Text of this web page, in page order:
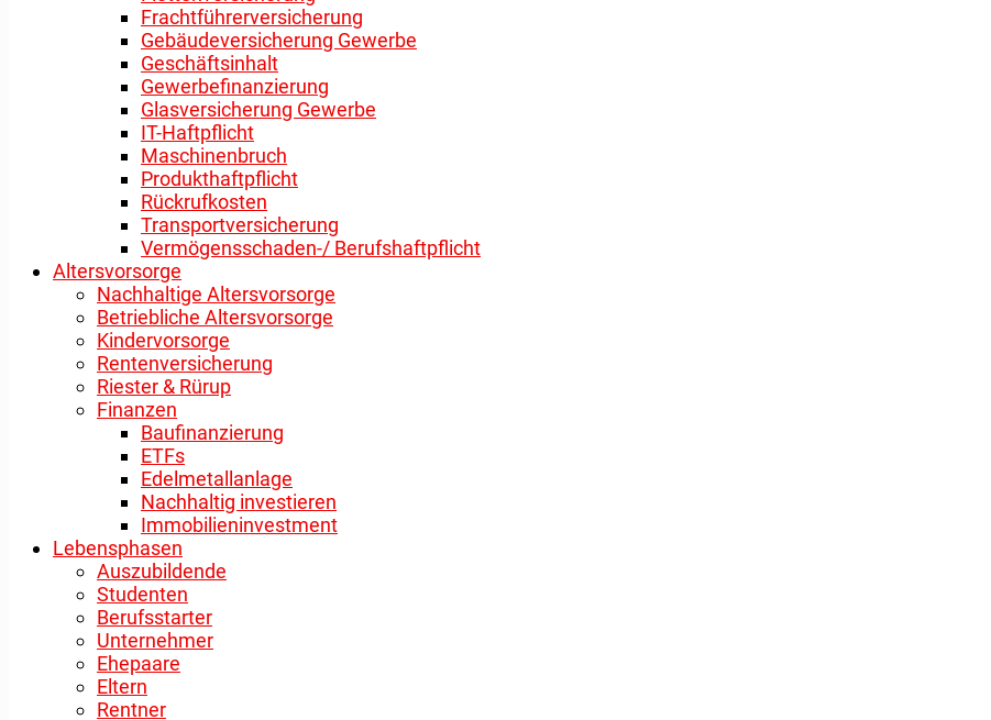
Frachtführerversicherung
Gebäudeversicherung Gewerbe
Geschäftsinhalt
Gewerbefinanzierung
Glasversicherung Gewerbe
IT-Haftpflicht
Maschinenbruch
Produkthaftpflicht
Rückrufkosten
Transportversicherung
Vermögensschaden-/ Berufshaftpflicht
Altersvorsorge
Nachhaltige Altersvorsorge
Betriebliche Altersvorsorge
Kindervorsorge
Rentenversicherung
Riester & Rürup
Finanzen
Baufinanzierung
ETFs
Edelmetallanlage
Nachhaltig investieren
Immobilieninvestment
Lebensphasen
Auszubildende
Studenten
Berufsstarter
Unternehmer
Ehepaare
Eltern
Rentner